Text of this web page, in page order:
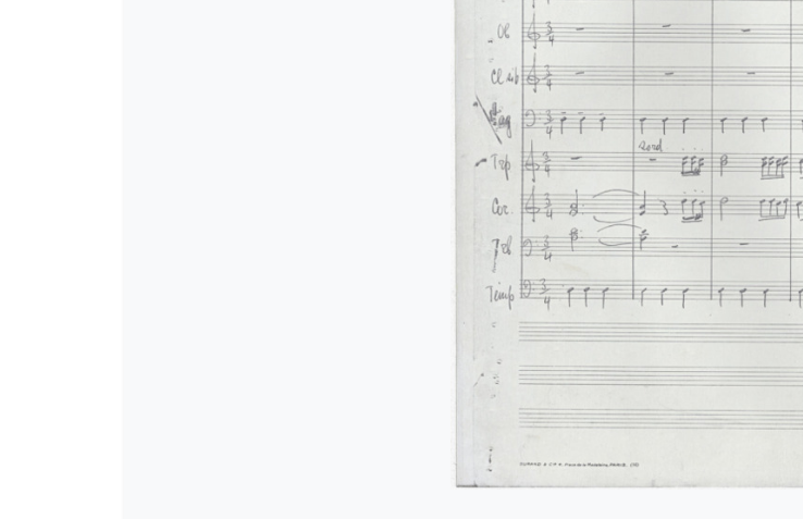
[Φάκελος] GR-As-MTH-003-Sc-004-022-Χορωδιακά [1943-04-10-1946-04-13]
[Φάκελος] GR-As-MTH-003-Sc-004-023-Φαντασία (Σχέδιο "Φαντασίας"
[Φάκελος] GR-As-MTH-003-Sc-004-024-Ύμνος - Για ορχήστρα εγχόρδων
[Φάκελος] GR-As-MTH-003-Sc-004-025-Το κοιμητήριο [1945]
[Φάκελος] GR-As-MTH-003-Sc-004-026-Συμφωνία Νο 1 [1944-09-25-1956-
[Φάκελος] GR-As-MTH-003-Sc-004-027-Μικρή συμφωνία [1945-1945]
[Φάκελος] GR-As-MTH-003-Sc-004-028-Andante για cello solo και πιάνο
[Φάκελος] GR-As-MTH-003-Sc-004-029-Ελεγείο 1 [1945-06-20]
[Φάκελος] GR-As-MTH-003-Sc-004-030-Πέντε ναύτες [1945-10-06]
[Φάκελος] GR-As-MTH-003-Sc-004-031-Έργο Βασ. Ρώτα [1945-11-07]
[Φάκελος] GR-As-MTH-003-Sc-005-032-Ασκήσεις αντίστιξης [1945-12-03-
[Φάκελος] GR-As-MTH-003-Sc-005-033-Δεκέμβρης '44 [Τέσσερα κομμάτια
[Φάκελος] GR-As-MTH-003-Sc-005-034-Ελεγείο Στο θάνατο του
[Φάκελος] GR-As-MTH-003-Sc-005-035-Δεκέμβρης' 1. Το συλλαλητήριο
[Φάκελος] GR-As-MTH-003-Sc-005-036-Κουαρτέτο εγχόρδων Αρ. 1 [1946-
[Φάκελος] GR-As-MTH-003-Sc-005-037-Duetto [1946-03-24]
[Φάκελος] GR-As-MTH-003-Sc-005-038-Άσκηση, πάνω σε ελεύθερη
[Φάκελος] GR-As-MTH-003-Sc-005-039-Το κοιμητήριο (Για κουαρτέτο
[Φάκελος] GR-As-MTH-003-Sc-005-040-Προμηθέας Δεσμώτης [1946-05-15]